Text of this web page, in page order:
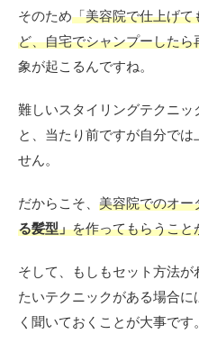
そのため「美容院で仕上げて
ど、自宅でシャンプーした
象が起こるんですね。
難しいスタイリングテクニッ
と、当たり前ですが自分で
せん。
だからこそ、 美容院でのオー
る髪型」を作ってもらうこと
そして、もしもセット方法
たいテクニックがある場合
く聞いておくことが大事です。